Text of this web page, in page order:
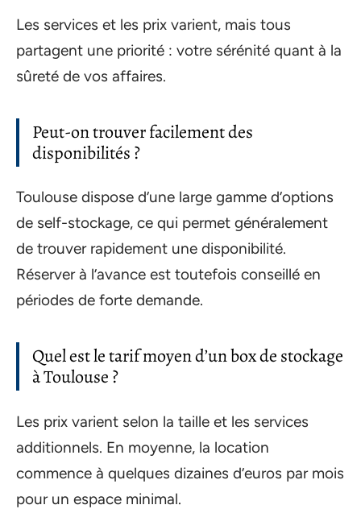
Les services et les prix varient, mais tous
partagent une priorité : votre sérénité quant à la
sûreté de vos affaires.
Peut-on trouver facilement des
disponibilités ?
Toulouse dispose d’une large gamme d’options
de self-stockage, ce qui permet généralement
de trouver rapidement une disponibilité.
Réserver à l’avance est toutefois conseillé en
périodes de forte demande.
Quel est le tarif moyen d’un box de stockage
à Toulouse ?
Les prix varient selon la taille et les services
additionnels. En moyenne, la location
commence à quelques dizaines d’euros par mois
pour un espace minimal.